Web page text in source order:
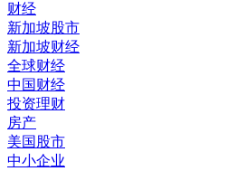
财经
新加坡股市
新加坡财经
全球财经
中国财经
投资理财
房产
美国股市
中小企业